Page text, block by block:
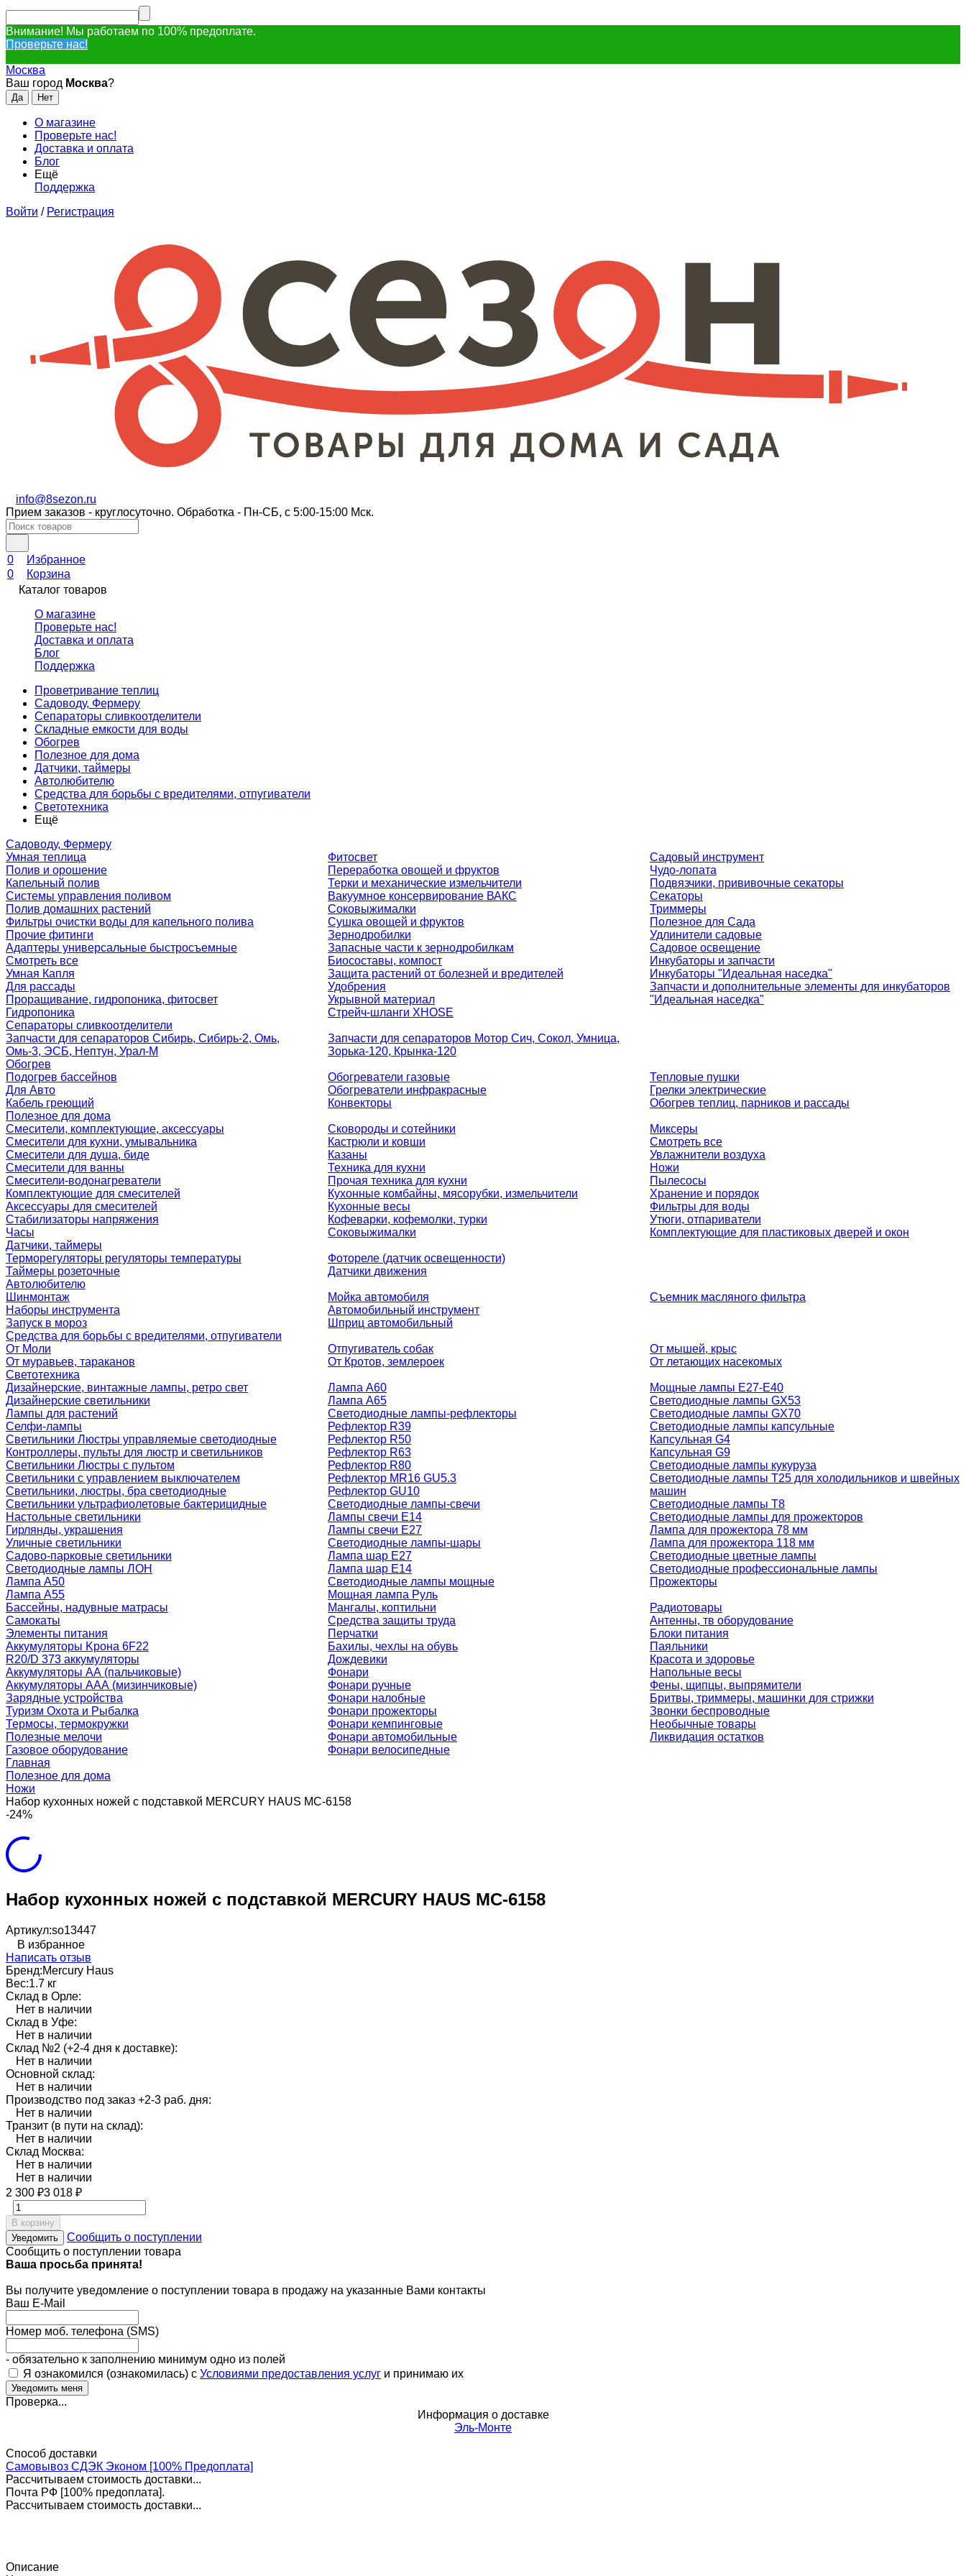
Внимание! Мы работаем по 100% предоплате.
Проверьте нас!
Москва
Ваш город Москва?
О магазине
Проверьте нас!
Доставка и оплата
Блог
Ещё
Поддержка
Войти / Регистрация
info@8sezon.ru
Прием заказов - круглосуточно. Обработка - Пн-СБ, с 5:00-15:00 Мск.
0
Избранное
0
Корзина
Каталог товаров
О магазине
Проверьте нас!
Доставка и оплата
Блог
Поддержка
Проветривание теплиц
Садоводу, Фермеру
Сепараторы сливкоотделители
Складные емкости для воды
Обогрев
Полезное для дома
Датчики, таймеры
Автолюбителю
Средства для борьбы с вредителями, отпугиватели
Светотехника
Ещё
Садоводу, Фермеру
Умная теплица
Полив и орошение
Капельный полив
Системы управления поливом
Полив домашних растений
Фильтры очистки воды для капельного полива
Прочие фитинги
Адаптеры универсальные быстросъемные
Смотреть все
Умная Капля
Для рассады
Проращивание, гидропоника, фитосвет
Гидропоника
Фитосвет
Переработка овощей и фруктов
Терки и механические измельчители
Вакуумное консервирование ВАКС
Соковыжималки
Сушка овощей и фруктов
Зернодробилки
Запасные части к зернодробилкам
Биосоставы, компост
Защита растений от болезней и вредителей
Удобрения
Укрывной материал
Стрейч-шланги XHOSE
Садовый инструмент
Чудо-лопата
Подвязчики, прививочные секаторы
Секаторы
Триммеры
Полезное для Сада
Удлинители садовые
Садовое освещение
Инкубаторы и запчасти
Инкубаторы "Идеальная наседка"
Запчасти и дополнительные элементы для инкубаторов
"Идеальная наседка"
Сепараторы сливкоотделители
Запчасти для сепараторов Сибирь, Сибирь-2, Омь,
Омь-3, ЭСБ, Нептун, Урал-М
Запчасти для сепараторов Мотор Сич, Сокол, Умница,
Зорька-120, Крынка-120
Обогрев
Подогрев бассейнов
Для Авто
Кабель греющий
Обогреватели газовые
Обогреватели инфракрасные
Конвекторы
Тепловые пушки
Грелки электрические
Обогрев теплиц, парников и рассады
Полезное для дома
Смесители, комплектующие, аксессуары
Смесители для кухни, умывальника
Смесители для душа, биде
Смесители для ванны
Смесители-водонагреватели
Комплектующие для смесителей
Аксессуары для смесителей
Стабилизаторы напряжения
Часы
Сковороды и сотейники
Кастрюли и ковши
Казаны
Техника для кухни
Прочая техника для кухни
Кухонные комбайны, мясорубки, измельчители
Кухонные весы
Кофеварки, кофемолки, турки
Соковыжималки
Миксеры
Смотреть все
Увлажнители воздуха
Ножи
Пылесосы
Хранение и порядок
Фильтры для воды
Утюги, отпариватели
Комплектующие для пластиковых дверей и окон
Датчики, таймеры
Терморегуляторы регуляторы температуры
Таймеры розеточные
Фотореле (датчик освещенности)
Датчики движения
Автолюбителю
Шинмонтаж
Наборы инструмента
Запуск в мороз
Мойка автомобиля
Автомобильный инструмент
Шприц автомобильный
Съемник масляного фильтра
Средства для борьбы с вредителями, отпугиватели
От Моли
От муравьев, тараканов
Отпугиватель собак
От Кротов, землероек
От мышей, крыс
От летающих насекомых
Светотехника
Дизайнерские, винтажные лампы, ретро свет
Дизайнерские светильники
Лампы для растений
Селфи-лампы
Светильники Люстры управляемые светодиодные
Контроллеры, пульты для люстр и светильников
Светильники Люстры с пультом
Светильники с управлением выключателем
Светильники, люстры, бра светодиодные
Светильники ультрафиолетовые бактерицидные
Настольные светильники
Гирлянды, украшения
Уличные светильники
Садово-парковые светильники
Светодиодные лампы ЛОН
Лампа A50
Лампа A55
Лампа A60
Лампа A65
Светодиодные лампы-рефлекторы
Рефлектор R39
Рефлектор R50
Рефлектор R63
Рефлектор R80
Рефлектор MR16 GU5.3
Рефлектор GU10
Светодиодные лампы-свечи
Лампы свечи Е14
Лампы свечи Е27
Светодиодные лампы-шары
Лампа шар E27
Лампа шар Е14
Светодиодные лампы мощные
Мощная лампа Руль
Мощные лампы E27-E40
Светодиодные лампы GX53
Светодиодные лампы GX70
Светодиодные лампы капсульные
Капсульная G4
Капсульная G9
Светодиодные лампы кукуруза
Светодиодные лампы T25 для холодильников и швейных
машин
Светодиодные лампы T8
Светодиодные лампы для прожекторов
Лампа для прожектора 78 мм
Лампа для прожектора 118 мм
Светодиодные цветные лампы
Светодиодные профессиональные лампы
Прожекторы
Бассейны, надувные матрасы
Самокаты
Элементы питания
Аккумуляторы Kрона 6F22
R20/D 373 аккумуляторы
Аккумуляторы AA (пальчиковые)
Аккумуляторы AAA (мизинчиковые)
Зарядные устройства
Туризм Охота и Рыбалка
Термосы, термокружки
Полезные мелочи
Газовое оборудование
Мангалы, коптильни
Средства защиты труда
Перчатки
Бахилы, чехлы на обувь
Дождевики
Фонари
Фонари ручные
Фонари налобные
Фонари прожекторы
Фонари кемпинговые
Фонари автомобильные
Фонари велосипедные
Радиотовары
Антенны, тв оборудование
Блоки питания
Паяльники
Красота и здоровье
Напольные весы
Фены, щипцы, выпрямители
Бритвы, триммеры, машинки для стрижки
Звонки беспроводные
Необычные товары
Ликвидация остатков
Главная
Полезное для дома
Ножи
Набор кухонных ножей с подставкой MERCURY HAUS MC-6158
-24%
Набор кухонных ножей с подставкой MERCURY HAUS MC-6158
Артикул:so13447
В избранное
Написать отзыв
Бренд:Mercury Haus
Вес:1.7 кг
Склад в Орле:
Нет в наличии
Склад в Уфе:
Нет в наличии
Склад №2 (+2-4 дня к доставке):
Нет в наличии
Основной склад:
Нет в наличии
Производство под заказ +2-3 раб. дня:
Нет в наличии
Транзит (в пути на склад):
Нет в наличии
Склад Москва:
Нет в наличии
Нет в наличии
2 300 ₽3 018 ₽
В корзину
Уведомить
Сообщить о поступлении
Сообщить о поступлении товара
Ваша просьба принята!
Вы получите уведомление о поступлении товара в продажу на указанные Вами контакты
Ваш E-Mail
Номер моб. телефона (SMS)
- обязательно к заполнению минимум одно из полей
Я ознакомился (ознакомилась) с Условиями предоставления услуг и принимаю их
Проверка...
Информация о доставке
Эль-Монте
Способ доставки
Самовывоз СДЭК Эконом [100% Предоплата]
Рассчитываем стоимость доставки...
Почта РФ [100% предоплата].
Рассчитываем стоимость доставки...
Описание